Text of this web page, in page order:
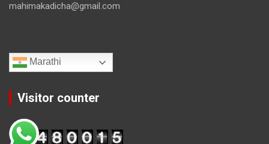
mahimakadicha@gmail.com
Marathi
Visitor counter